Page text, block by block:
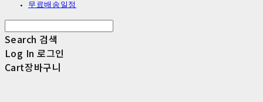
무료배송일정
Search 검색
Log In 로그인
Cart장바구니